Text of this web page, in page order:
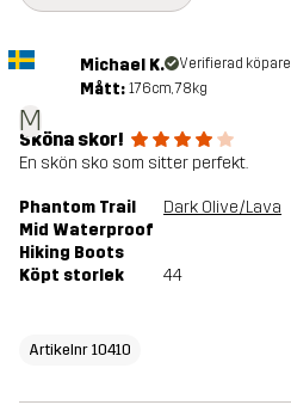
M
Michael K. Verifierad köpare
Mått: 176cm, 78kg
Sköna skor!
En skön sko som sitter perfekt.
Phantom Trail
Mid Waterproof
Hiking Boots
Dark Olive/Lava
Köpt storlek 44
Artikelnr 10410